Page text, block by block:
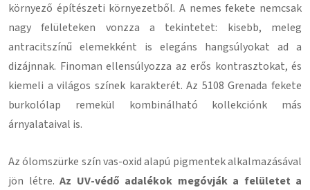
környező építészeti környezetből. A nemes fekete nemcsak
nagy felületeken vonzza a tekintetet: kisebb, meleg
antracitszínű elemekként is elegáns hangsúlyokat ad a
dizájnnak. Finoman ellensúlyozza az erős kontrasztokat, és
kiemeli a világos színek karakterét. Az 5108 Grenada fekete
burkolólap remekül kombinálható kollekciónk más
árnyalataival is.
Az ólomszürke szín vas-oxid alapú pigmentek alkalmazásával
jön létre. Az UV-védő adalékok megóvják a felületet a